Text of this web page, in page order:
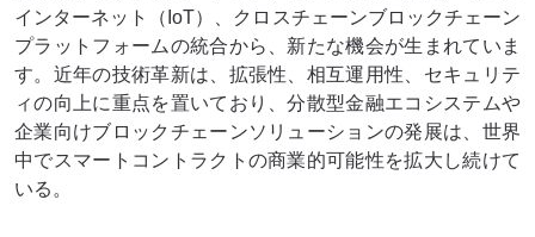
インターネット（IoT）、クロスチェーンブロックチェーン
プラットフォームの統合から、新たな機会が生まれていま
す。近年の技術革新は、拡張性、相互運用性、セキュリテ
ィの向上に重点を置いており、分散型金融エコシステムや
企業向けブロックチェーンソリューションの発展は、世界
中でスマートコントラクトの商業的可能性を拡大し続けて
いる。